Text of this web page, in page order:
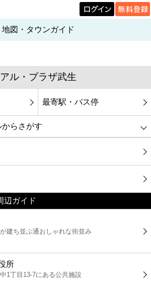
地図・タウンガイド
アル・プラザ武生
最寄駅・バス停
らさがす
辺ガイド
建ち並ぶ通おしゃれな街並み
所
1丁目13-7にある公共施設